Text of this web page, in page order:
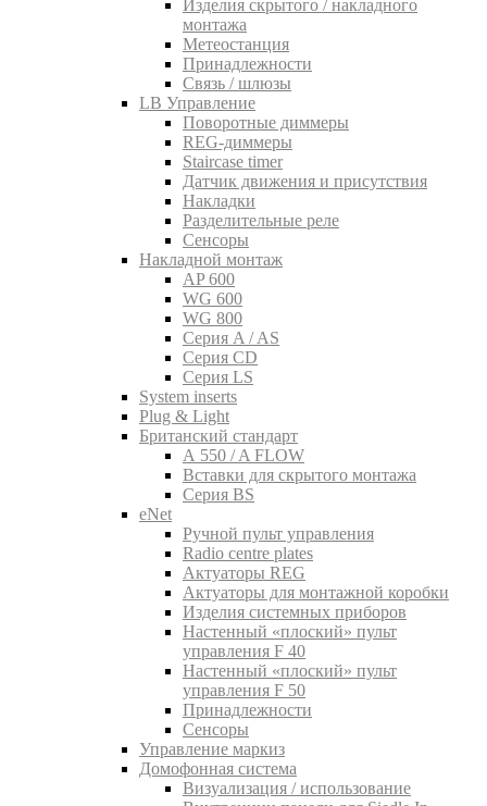
Изделия скрытого / накладного
монтажа
Метеостанция
Принадлежности
Связь / шлюзы
LB Управление
Поворотные диммеры
REG-диммеры
Staircase timer
Датчик движения и присутствия
Накладки
Разделительные реле
Сенсоры
Накладной монтаж
AP 600
WG 600
WG 800
Серия A / AS
Серия CD
Серия LS
System inserts
Plug & Light
Британский стандарт
A 550 / A FLOW
Вставки для скрытого монтажа
Серия BS
eNet
Pучной пульт управления
Radio centre plates
Актуаторы REG
Актуаторы для монтажной коробки
Изделия системных приборов
Настенный «плоский» пульт
управления F 40
Настенный «плоский» пульт
управления F 50
Принадлежности
Сенсоры
Управление маркиз
Домофонная система
Визуализация / использование